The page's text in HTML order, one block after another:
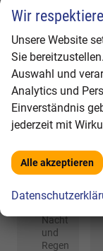
perlen
einfach
ab
und
werden
vom
Fahrtwind
weggeblasen.
haben
damit
Sicht
Nacht
und
Regen
Wir
Unsere Website
Sie
Auswahl und
Analytics und
Einverständnis
jederzeit mit
Alle akzeptieren